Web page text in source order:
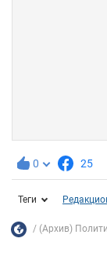
0 25
Теги
(Архив)